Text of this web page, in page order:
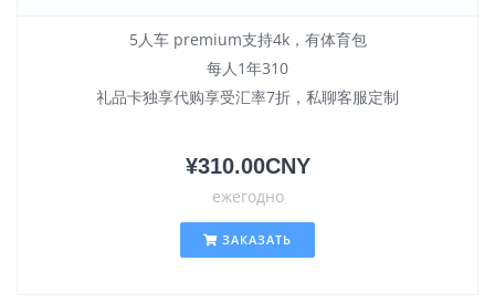
5人车 premium支持4k，有体育包
每人1年310
礼品卡独享代购享受汇率7折，私聊客服定制
¥310.00CNY
ежегодно
ЗАКАЗАТЬ